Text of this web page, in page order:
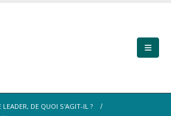
LEADER, DE QUOI S'AGIT-IL ?